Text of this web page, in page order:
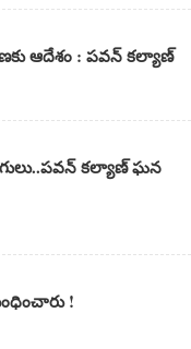
ఆదేశం : పవన్ కల్యాణ్
కల్యాణ్ ఘన
!